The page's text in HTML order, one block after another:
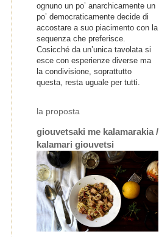
ognuno un po’ anarchicamente un
po’ democraticamente decide di
accostare a suo piacimento con la
sequenza che preferisce.
Cosicché da un’unica tavolata si
esce con esperienze diverse ma
la condivisione, soprattutto
questa, resta uguale per tutti.
la proposta
giouvetsaki me kalamarakia /
kalamari giouvetsi